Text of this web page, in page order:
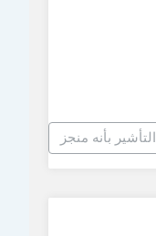
التأشير بأنه منجز